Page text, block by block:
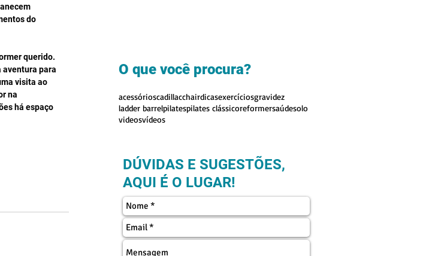
do
querido.
aventura para
visita ao
na
há espaço
O que você procura?
acessórioscadillacchairdicasexercíciosgravidez
ladder barrelpilatespilates clássicoreformersaúdesolo
videosvídeos
DÚVIDAS E SUGESTÕES,
AQUI É O LUGAR!